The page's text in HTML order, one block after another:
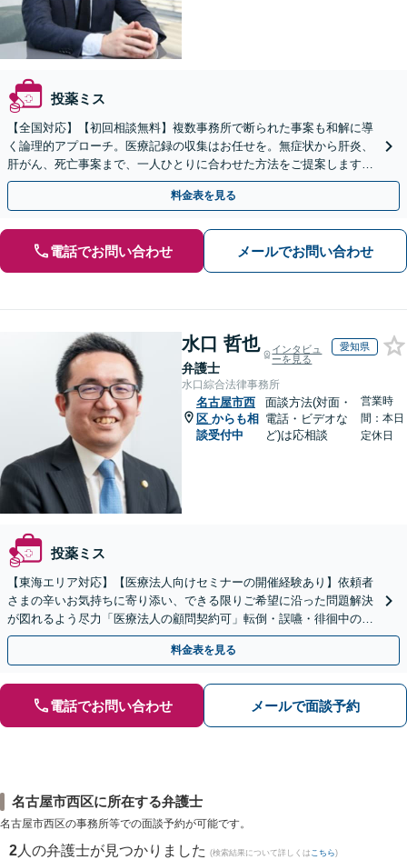
投薬ミス
【全国対応】【初回相談無料】複数事務所で断られた事案も和解に導
く論理的アプローチ。医療記録の収集はお任せを。無症状から肝炎、
肝がん、死亡事案まで、一人ひとりに合わせた方法をご提案します。
手続きの負担を減らし、権利を守ります。
料金表を見る
電話でお問い合わせ メールでお問い合わせ
水口 哲也
弁護士
インタビュ
ーを見る
愛知県
水口綜合法律事務所
名古屋市西
区 からも相
談受付中
面談方法(対面・
電話・ビデオな
ど)は応相談
営業時
間：本日
定休日
投薬ミス
【東海エリア対応】【医療法人向けセミナーの開催経験あり】依頼者
さまの辛いお気持ちに寄り添い、できる限りご希望に沿った問題解決
が図れるよう尽力「医療法人の顧問契約可」転倒・誤嚥・徘徊中の事
故など、介護事故のご相談も対応【休日・夜間相談可】
料金表を見る
電話でお問い合わせ メールで面談予約
名古屋市西区に所在する弁護士
名古屋市西区の事務所等での面談予約が可能です。
2 人の弁護士が見つかりました (検索結果について詳しくは こちら)